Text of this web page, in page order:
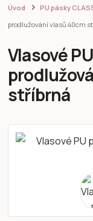
Úvod PU pásky
prodlužování vlasů 40cm
Vlasové
stříbrná